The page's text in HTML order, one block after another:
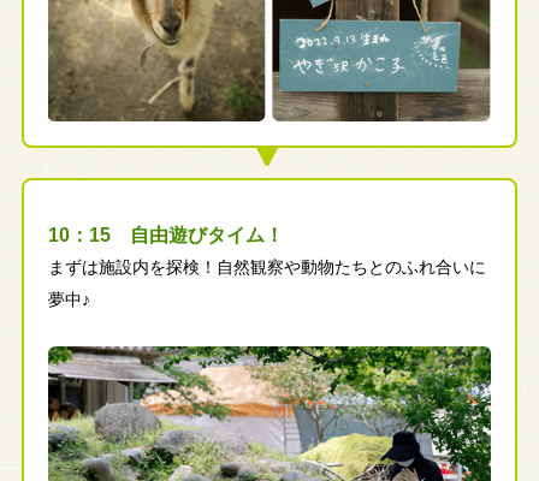
10：15 自由遊びタイム！
まずは施設内を探検！自然観察や動物たちとのふれ合いに
夢中♪